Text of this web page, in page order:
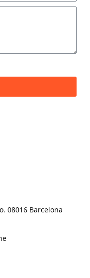
08016 Barcelona